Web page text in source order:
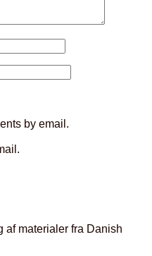
by email.
af materialer fra Danish